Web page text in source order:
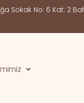
Sokak No: 6 Kat: 2